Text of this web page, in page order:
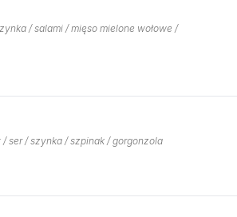
/ salami / mięso mielone wołowe /
ser / szynka / szpinak / gorgonzola